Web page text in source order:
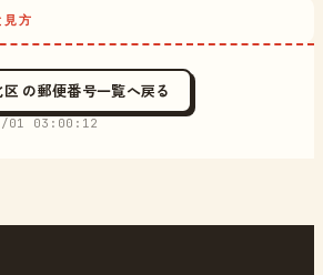
方
の郵便番号一覧へ戻る
01 03:00:12